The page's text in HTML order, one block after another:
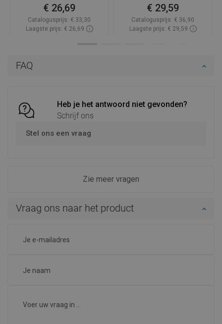
FAQ
Heb je het antwoord niet gevonden?
Schrijf ons
Stel ons een vraag
Zie meer vragen
Vraag ons naar het product
€ 26,69
Catalogusprijs: € 33,30
Laagste prijs: € 26,69
€ 29,59
Catalogusprijs: € 36,90
Laagste prijs: € 29,59